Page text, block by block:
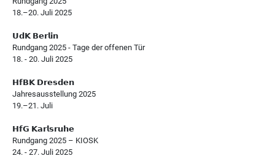
18.–20. Juli 2025
𝗨𝗱𝗞 𝗕𝗲𝗿𝗹𝗶𝗻
Rundgang 2025 - Tage der offenen Tür
18. - 20. Juli 2025
𝗛𝗳𝗕𝗞 𝗗𝗿𝗲𝘀𝗱𝗲𝗻
Jahresausstellung 2025
19.–21. Juli
𝗛𝗳𝗚 𝗞𝗮𝗿𝗹𝘀𝗿𝘂𝗵𝗲
Rundgang 2025 – KIOSK
24. - 27. Juli 2025